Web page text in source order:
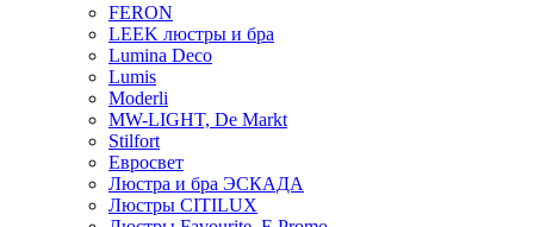
FERON
LEEK люстры и бра
Lumina Deco
Lumis
Moderli
MW-LIGHT, De Markt
Stilfort
Евросвет
Люстра и бра ЭСКАДА
Люстры CITILUX